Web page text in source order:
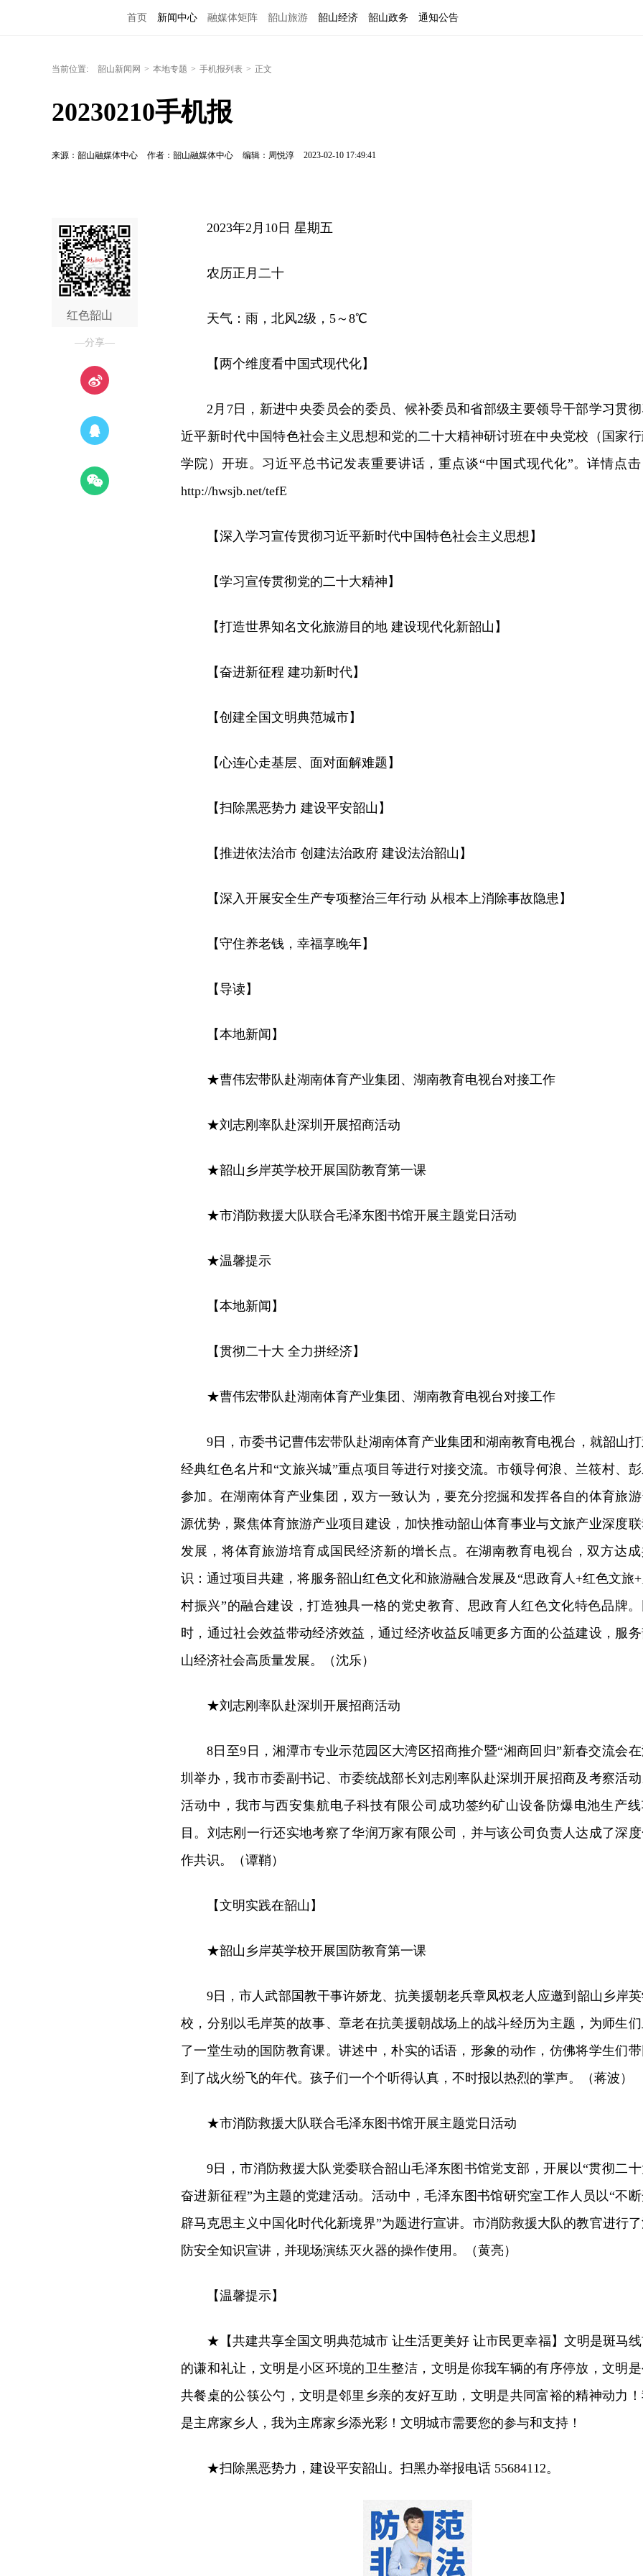
首页 新闻中心 融媒体矩阵 韶山旅游 韶山经济 韶山政务 通知公告
当前位置: 韶山新闻网 > 本地专题 > 手机报列表 > 正文
20230210手机报
来源：韶山融媒体中心 作者：韶山融媒体中心 编辑：周悦淳 2023-02-10 17:49:41
红色韶山
—分享—
2023年2月10日 星期五
农历正月二十
天气：雨，北风2级，5～8℃
【两个维度看中国式现代化】
2月7日，新进中央委员会的委员、候补委员和省部级主要领导干部学习贯彻
近平新时代中国特色社会主义思想和党的二十大精神研讨班在中央党校（国家
学院）开班。习近平总书记发表重要讲话，重点谈“中国式现代化”。详情点击
http://hwsjb.net/tefE
【深入学习宣传贯彻习近平新时代中国特色社会主义思想】
【学习宣传贯彻党的二十大精神】
【打造世界知名文化旅游目的地 建设现代化新韶山】
【奋进新征程 建功新时代】
【创建全国文明典范城市】
【心连心走基层、面对面解难题】
【扫除黑恶势力 建设平安韶山】
【推进依法治市 创建法治政府 建设法治韶山】
【深入开展安全生产专项整治三年行动 从根本上消除事故隐患】
【守住养老钱，幸福享晚年】
【导读】
【本地新闻】
★曹伟宏带队赴湖南体育产业集团、湖南教育电视台对接工作
★刘志刚率队赴深圳开展招商活动
★韶山乡岸英学校开展国防教育第一课
★市消防救援大队联合毛泽东图书馆开展主题党日活动
★温馨提示
【本地新闻】
【贯彻二十大 全力拼经济】
★曹伟宏带队赴湖南体育产业集团、湖南教育电视台对接工作
9日，市委书记曹伟宏带队赴湖南体育产业集团和湖南教育电视台，就韶山
经典红色名片和“文旅兴城”重点项目等进行对接交流。市领导何浪、兰筱村、
参加。在湖南体育产业集团，双方一致认为，要充分挖掘和发挥各自的体育旅
源优势，聚焦体育旅游产业项目建设，加快推动韶山体育事业与文旅产业深度
发展，将体育旅游培育成国民经济新的增长点。在湖南教育电视台，双方达
识：通过项目共建，将服务韶山红色文化和旅游融合发展及“思政育人+红色文旅
村振兴”的融合建设，打造独具一格的党史教育、思政育人红色文化特色品牌。
时，通过社会效益带动经济效益，通过经济收益反哺更多方面的公益建设，服
山经济社会高质量发展。（沈乐）
★刘志刚率队赴深圳开展招商活动
8日至9日，湘潭市专业示范园区大湾区招商推介暨“湘商回归”新春交流会
圳举办，我市市委副书记、市委统战部长刘志刚率队赴深圳开展招商及考察活动
活动中，我市与西安集航电子科技有限公司成功签约矿山设备防爆电池生产线
目。刘志刚一行还实地考察了华润万家有限公司，并与该公司负责人达成了深
作共识。（谭鞘）
【文明实践在韶山】
★韶山乡岸英学校开展国防教育第一课
9日，市人武部国教干事许娇龙、抗美援朝老兵章凤权老人应邀到韶山乡岸
校，分别以毛岸英的故事、章老在抗美援朝战场上的战斗经历为主题，为师生
了一堂生动的国防教育课。讲述中，朴实的话语，形象的动作，仿佛将学生们带
到了战火纷飞的年代。孩子们一个个听得认真，不时报以热烈的掌声。（蒋波）
★市消防救援大队联合毛泽东图书馆开展主题党日活动
9日，市消防救援大队党委联合韶山毛泽东图书馆党支部，开展以“贯彻二
奋进新征程”为主题的党建活动。活动中，毛泽东图书馆研究室工作人员以“不
辟马克思主义中国化时代化新境界”为题进行宣讲。市消防救援大队的教官进行
防安全知识宣讲，并现场演练灭火器的操作使用。（黄亮）
【温馨提示】
★【共建共享全国文明典范城市 让生活更美好 让市民更幸福】文明是斑马
的谦和礼让，文明是小区环境的卫生整洁，文明是你我车辆的有序停放，文明
共餐桌的公筷公勺，文明是邻里乡亲的友好互助，文明是共同富裕的精神动力
是主席家乡人，我为主席家乡添光彩！文明城市需要您的参与和支持！
★扫除黑恶势力，建设平安韶山。扫黑办举报电话 55684112。